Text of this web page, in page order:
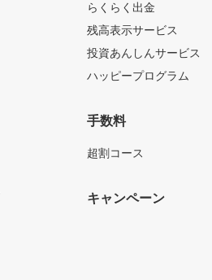
らくらく出金
残高表示サービス
投資あんしんサービス
ハッピープログラム
手数料
超割コース
キャンペーン